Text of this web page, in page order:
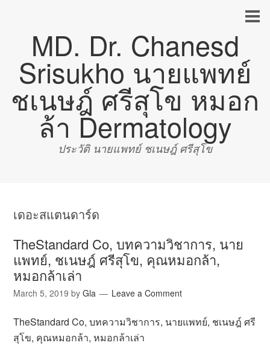
MD. Dr. Chanesd
Srisukho นายแพทย์
ชเนษฎ์ ศรีสุโข หมอก
ล้า Dermatology
ประวัติ นายแพทย์ ชเนษฎ์ ศรีสุโข
เดอะสแตนดาร์ด
TheStandard Co, บทความวิชาการ, นาย
แพทย์, ชเนษฎ์ ศรีสุโข, คุณหมอกล้า,
หมอกล้าเล่า
March 5, 2019 byGla Leave a Comment
TheStandard Co, บทความวิชาการ, นายแพทย์, ชเนษฎ์ ศรี
สุโข, คุณหมอกล้า, หมอกล้าเล่า